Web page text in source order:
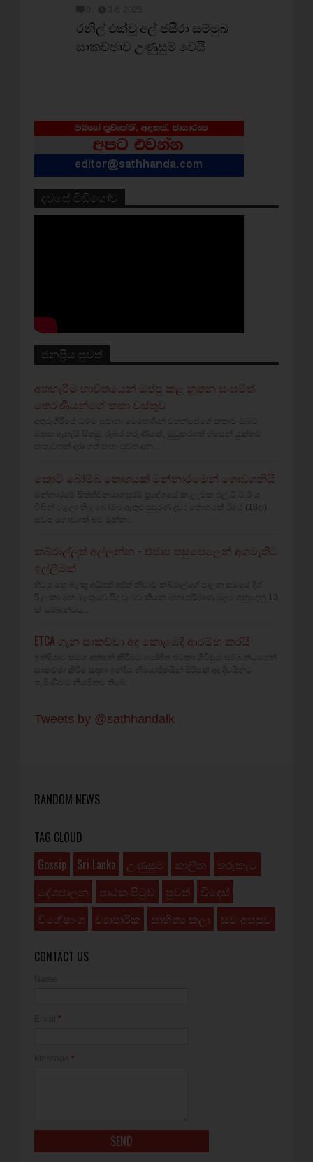
රනිල් එක්වූ අල් ජසීරා සම්මුඛ
සාකච්ඡාව උණුසුම් වෙයි
දවසේ වීඩියෝව
ජනප්‍රිය පුවත්
අතහැරීම භාවිතයෙන් ඔප්පු කළ නූතන සංඝමිත්
තෙරණියන්ගේ කතා වස්‌තුව
අතුරුගිරියේ ධම්ම සුජාතා මෙහෙණින් වහන්සේගේ කතාව ඔබට
මතක ඇතැයි සිතමු. රූබර තරුණියක්‌, මුඩුකරගත් හිසෙන් යුක්‌තව
කසාවතක්‌ දරා ගත් කතා පුවත අන...
කොටි බෝම්බ තොගයක් මන්නාරමෙන් ගොඩගනියි
මන්නාරමේ සිත්තිවිනයාගපුරම් ප්‍රදේශයේ කැලෑවක එල්.ටී.ටී.ඊ ය
විසින් වළලා තිබූ බෝම්බ ඇතුළු පුපුරණ ද්‍රව්‍ය තොගයක් ඊයේ (18දා)
සවස ගොඩගත් බව මන්න...
කබ්රාල්ලුත් අල්ලන්න - එජාප පසුපෙලෙන් අගමැතිට
ඉල්ලීමක්
හිටපු මහ බැංකු අධිපති අජිත් නිවාඩ් කබ්රාල්ගේ පාලන සමයේ දීශ්‍
රී ලංකා මහ බැංකුවේ සිදු වූ බව කියන මහා පරිමාණ මූල්‍ය ගනුදෙනු 13
ක් සම්බන්ධය...
ETCA ගැන සාකච්චා අද කොළඹදී ආරම්භ කරයි
ඉන්දියාව සමග අත්සන් කිරීමට යෝජිත එට්කා ගිවිසුම සම්බන්ධයෙන්
සාකච්ඡා කිරීම සඳහා ඉන්දීය නියෝජිතයින් පිරිසක් අද දිවයිනට
පැමිණීමට නියමිතව තිබේ...
Tweets by @sathhandalk
RANDOM NEWS
TAG CLOUD
Gossip
Sri Lanka උණුසුම් කාලීන
තරුකැට
දේශපාලන
පාඨක පිටුව පුවත්
විදෙස්
විශේෂාංග
ව්‍යාපාරික සාහිත්‍ය කලා සුව අසපුව
CONTACT US
*
*